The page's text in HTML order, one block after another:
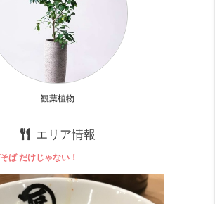
観葉植物
エリア情報
ば だけじゃない！